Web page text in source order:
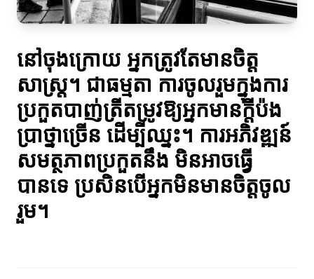
នៅចុងក្រោយ អ្នកត្រូវតែមានចិត្ត
សាស្ត្រ។ ជាធម្មតា ការចូលរួមក្នុងការ
ប្រកួតបាញ់ត្រីតម្រូវឱ្យអ្នកមានក្តីប៉ង
ប្រាថ្នាច្រើន ដើម្បីឈ្នះ។ ការអភិវឌ្ឍន៍
សមត្ថភាពប្រកួតនឹង មិនអាចធ្វើ
បានទេ ប្រសិនបើអ្នកមិនមានចិត្តចូល
រួម។